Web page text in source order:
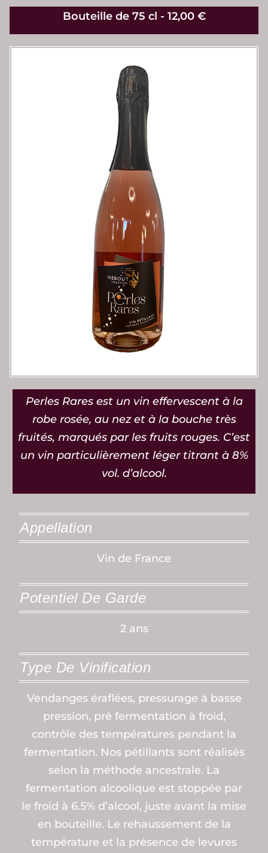
Bouteille de 75 cl - 12,00 €
Perles Rares est un vin effervescent à la
robe rosée, au nez et à la bouche très
fruités, marqués par les fruits rouges. C’est
un vin particulièrement léger titrant à 8%
vol. d’alcool.
Appellation
Vin de France
Potentiel De Garde
2 ans
Type De Vinification
Vendanges éraflées, pressurage à basse
pression, pré fermentation à froid,
contrôle des températures pendant la
fermentation. Nos pétillants sont réalisés
selon la méthode ancestrale. La
fermentation alcoolique est stoppée par
le froid à 6.5% d’alcool, juste avant la mise
en bouteille. Le rehaussement de la
température et la présence de levures